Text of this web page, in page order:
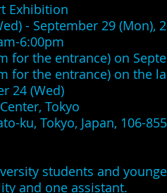
Exhibition
- September 29 (Mon),
6:00pm
for the entrance) on
for the entrance) on the
24 (Wed)
Tokyo
ku, Tokyo, Japan, 106-
students and
and one assistant.